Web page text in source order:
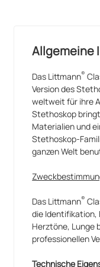
Allgemeine
Das Littmann®
Version des
weltweit für ihre
Stethoskop
Materialien und
Stethoskop-
ganzen Welt
Das Littmann® Classic III
die Identifikation,
Herztöne, Lunge
professionellen
Technische